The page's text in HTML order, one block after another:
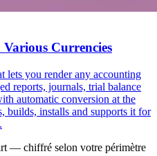
Various Currencies
lets you render any accounting
reports, journals, trial balance
automatic conversion at the
builds, installs and supports it for
— chiffré selon votre périmètre